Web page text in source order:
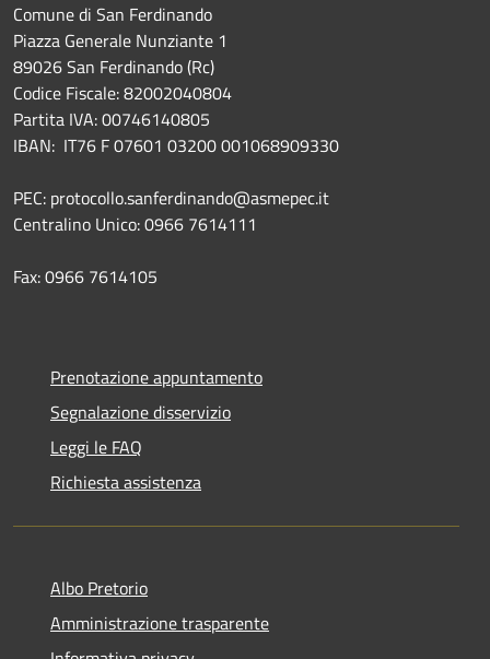
Comune di San Ferdinando
Piazza Generale Nunziante 1
89026 San Ferdinando (Rc)
Codice Fiscale: 82002040804
Partita IVA: 00746140805
IBAN: IT76 F 07601 03200 001068909330
PEC: protocollo.sanferdinando@asmepec.it
Centralino Unico: 0966 7614111
Fax: 0966 7614105
Prenotazione appuntamento
Segnalazione disservizio
Leggi le FAQ
Richiesta assistenza
Albo Pretorio
Amministrazione trasparente